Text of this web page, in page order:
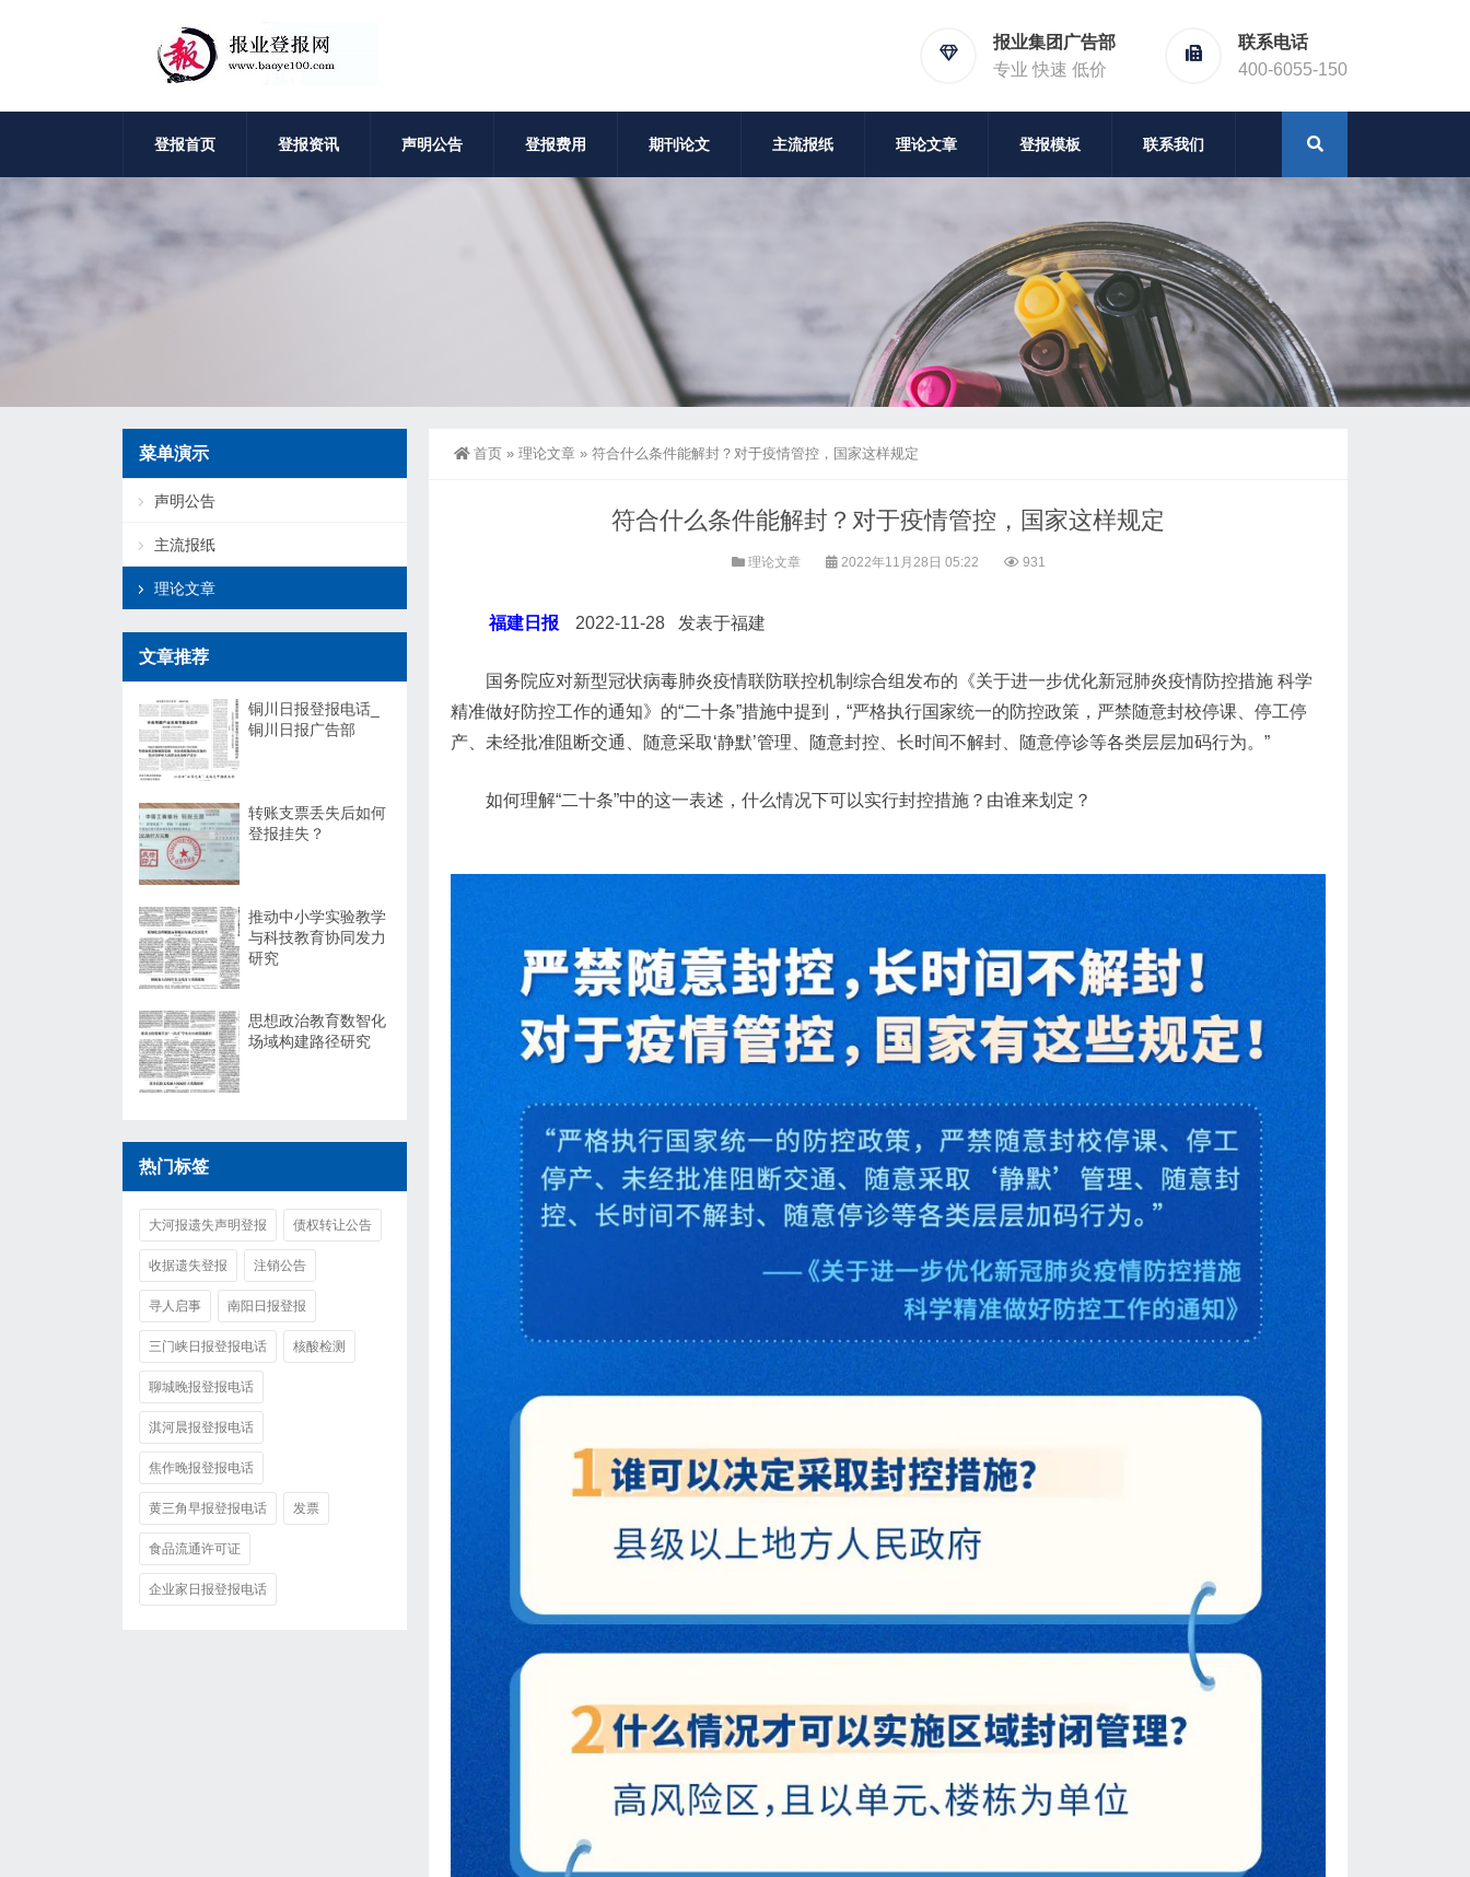
报业集团广告部
专业 快速 低价
联系电话
400-6055-150
登报首页 登报资讯 声明公告 登报费用 期刊论文 主流报纸 理论文章 登报模板 联系我们
首页 » 理论文章 » 符合什么条件能解封？对于疫情管控，国家这样规定
符合什么条件能解封？对于疫情管控，国家这样规定
理论文章 2022年11月28日 05:22 931
福建日报 2022-11-28 发表于福建
国务院应对新型冠状病毒肺炎疫情联防联控机制综合组发布的《关于进一步优化新冠肺炎疫情防控措施 科学
精准做好防控工作的通知》的“二十条”措施中提到，“严格执行国家统一的防控政策，严禁随意封校停课、停工停
产、未经批准阻断交通、随意采取‘静默’管理、随意封控、长时间不解封、随意停诊等各类层层加码行为。”
如何理解“二十条”中的这一表述，什么情况下可以实行封控措施？由谁来划定？
菜单演示
声明公告
主流报纸
理论文章
文章推荐
铜川日报登报电话_
铜川日报广告部
转账支票丢失后如何
登报挂失？
推动中小学实验教学
与科技教育协同发力
研究
思想政治教育数智化
场域构建路径研究
热门标签
大河报遗失声明登报 债权转让公告
收据遗失登报 注销公告
寻人启事 南阳日报登报
三门峡日报登报电话 核酸检测
聊城晚报登报电话
淇河晨报登报电话
焦作晚报登报电话
黄三角早报登报电话 发票
食品流通许可证
企业家日报登报电话